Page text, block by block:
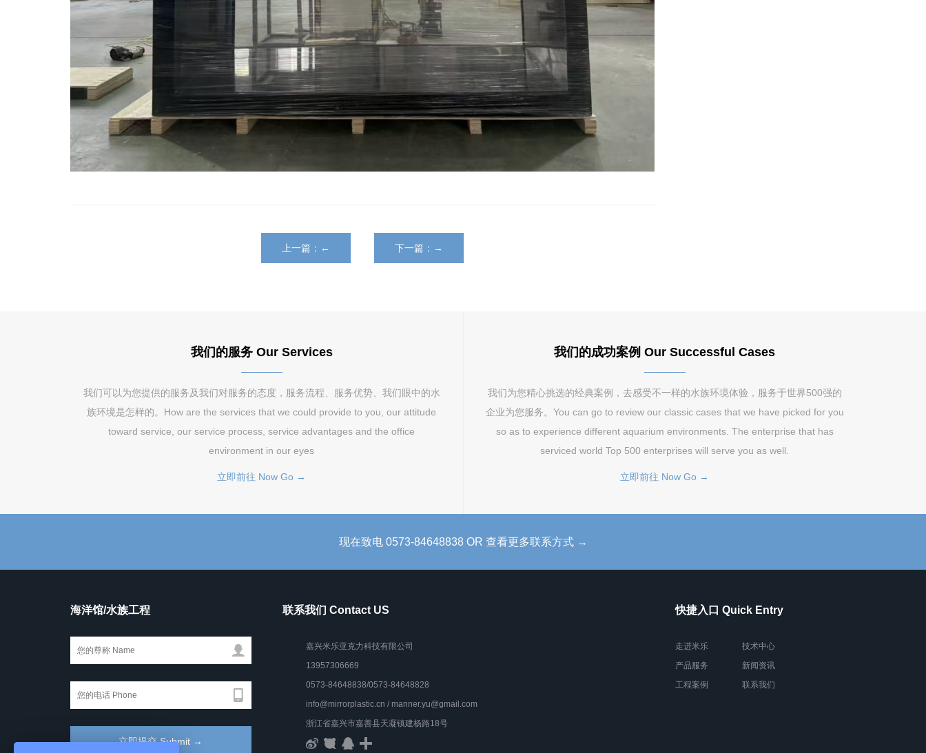
上一篇：← 下一篇：→
我们的服务 Our Services
我们可以为您提供的服务及我们对服务的态度，服务流程、服务优势、我们眼中的水
族环境是怎样的。How are the services that we could provide to you, our attitude
toward service, our service process, service advantages and the office
environment in our eyes
立即前往 Now Go →
我们的成功案例 Our Successful Cases
我们为您精心挑选的经典案例，去感受不一样的水族环境体验，服务于世界500强的
企业为您服务。You can go to review our classic cases that we have picked for you
so as to experience different aquarium environments. The enterprise that has
serviced world Top 500 enterprises will serve you as well.
立即前往 Now Go →
现在致电 0573-84648838 OR 查看更多联系方式 →
海洋馆/水族工程 联系我们 Contact US
嘉兴米乐亚克力科技有限公司
13957306669
0573-84648838/0573-84648828
info@mirrorplastic.cn / manner.yu@gmail.com
浙江省嘉兴市嘉善县天凝镇建杨路18号
快捷入口 Quick Entry
走进米乐
产品服务
工程案例
技术中心
新闻资讯
联系我们